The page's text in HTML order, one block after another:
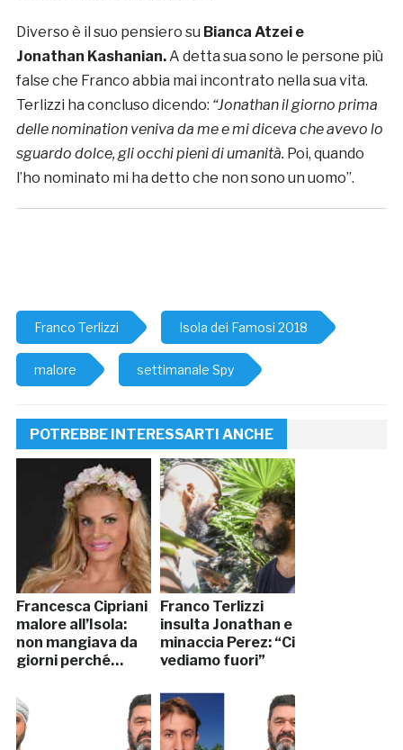
Diverso è il suo pensiero su Bianca Atzei e
Jonathan Kashanian.A detta sua sono le persone più
false che Franco abbia mai incontrato nella sua vita.
Terlizzi ha concluso dicendo: “Jonathan il giorno prima
delle nomination veniva da me e mi diceva che avevo lo
sguardo dolce, gli occhi pieni di umanità. Poi, quando
l’ho nominato mi ha detto che non sono un uomo”.
Franco Terlizzi Isola dei Famosi 2018
malore settimanale Spy
POTREBBE INTERESSARTI ANCHE
Francesca Cipriani
malore all’Isola:
non mangiava da
giorni perché…
Franco Terlizzi
insulta Jonathan e
minaccia Perez: “Ci
vediamo fuori”